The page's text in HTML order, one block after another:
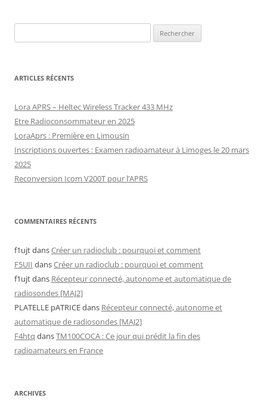
ARTICLES RÉCENTS
Lora APRS – Heltec Wireless Tracker 433 MHz
Etre Radioconsommateur en 2025
LoraAprs : Première en Limousin
Inscriptions ouvertes : Examen radioamateur à Limoges le 20 mars
2025
Reconversion Icom V200T pour l’APRS
COMMENTAIRES RÉCENTS
f1ujtdansCréer un radioclub : pourquoi et comment
F5UII dansCréer un radioclub : pourquoi et comment
f1ujtdans Récepteur connecté, autonome et automatique de
radiosondes [MAJ2]
PLATELLE pATRICEdans Récepteur connecté, autonome et
automatique de radiosondes [MAJ2]
F4htq dansTM100COCA : Ce jour qui prédit la fin des
radioamateurs en France
ARCHIVES